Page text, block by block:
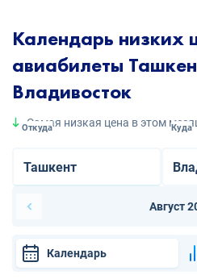
Календарь низких
авиабилеты
Владивосток
Самая низкая цена в этом
Откуда Куда
Август
Календарь